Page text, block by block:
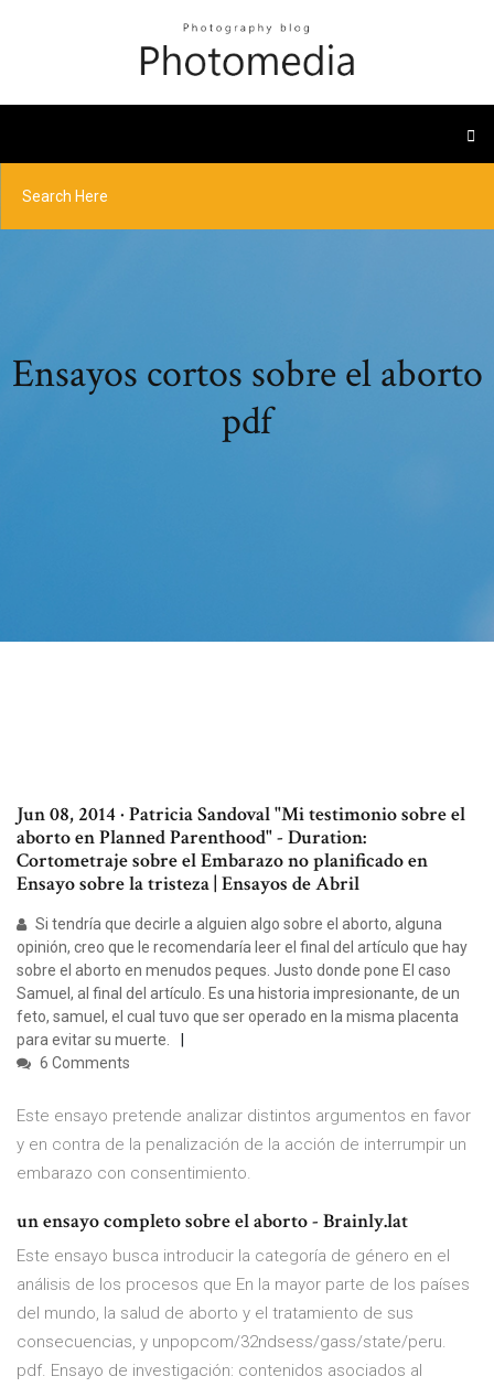
Ensayos cortos sobre el aborto
pdf
Jun 08, 2014 · Patricia Sandoval "Mi testimonio sobre el
aborto en Planned Parenthood" - Duration:
Cortometraje sobre el Embarazo no planificado en
Ensayo sobre la tristeza | Ensayos de Abril
Si tendría que decirle a alguien algo sobre el aborto, alguna
opinión, creo que le recomendaría leer el final del artículo que hay
sobre el aborto en menudos peques. Justo donde pone El caso
Samuel, al final del artículo. Es una historia impresionante, de un
feto, samuel, el cual tuvo que ser operado en la misma placenta
para evitar su muerte.
6 Comments
Este ensayo pretende analizar distintos argumentos en favor
y en contra de la penalización de la acción de interrumpir un
embarazo con consentimiento.
un ensayo completo sobre el aborto - Brainly.lat
Este ensayo busca introducir la categoría de género en el
análisis de los procesos que En la mayor parte de los países
del mundo, la salud de aborto y el tratamiento de sus
consecuencias, y unpopcom/32ndsess/gass/state/peru.
pdf. Ensayo de investigación: contenidos asociados al